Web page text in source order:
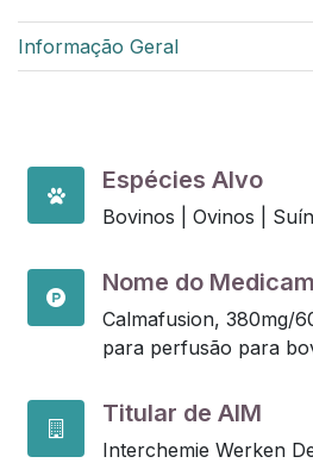
Informação Geral
Espécies Alvo
Bovinos | Ovinos |
Nome do
Calmafusion, 380mg/
para perfusão para
Titular de AIM
Interchemie Werken